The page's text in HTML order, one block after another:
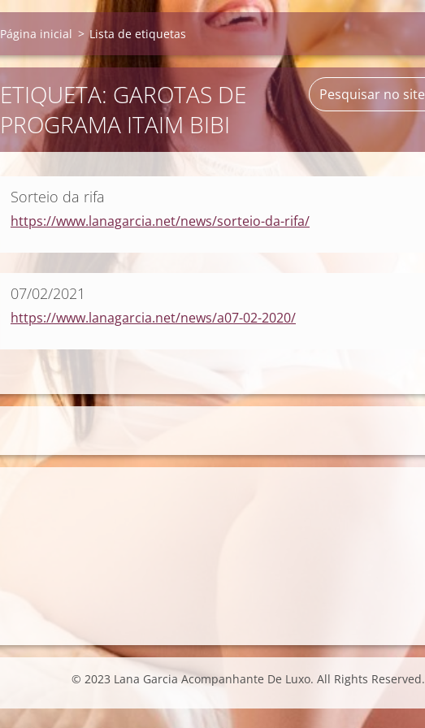
Página inicial > Lista de etiquetas
ETIQUETA: GAROTAS DE
PROGRAMA ITAIM BIBI
Sorteio da rifa
https://www.lanagarcia.net/news/sorteio-da-rifa/
07/02/2021
https://www.lanagarcia.net/news/a07-02-2020/
© 2023 Lana Garcia Acompanhante De Luxo. All Rights Reserved.